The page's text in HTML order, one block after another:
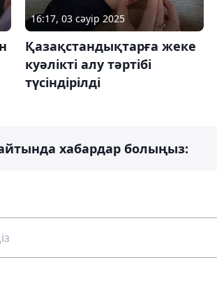
16:17, 03 сәуір 2025
Қазақстандықтарға жеке
куәлікті алу тәртібі
түсіндірілді
хабардар болыңыз: